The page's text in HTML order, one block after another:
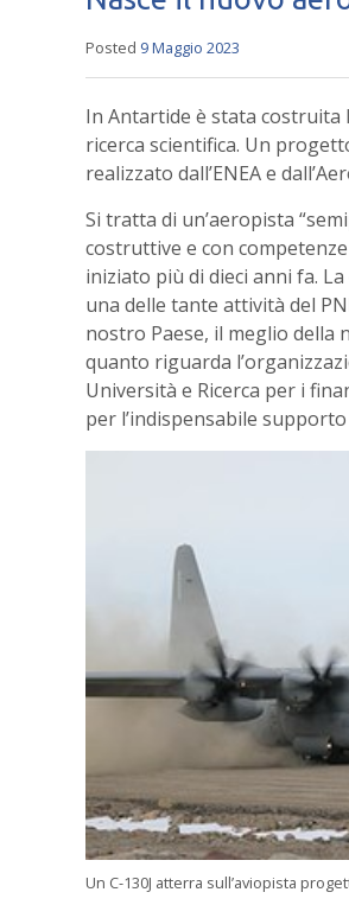
Posted 9 Maggio 2023
In Antartide è stata
ricerca scientifica. Un
realizzato dall’ENEA e
Si tratta di un’aeropista
costruttive e con
iniziato più di dieci anni fa.
una delle tante attività del
nostro Paese, il meglio della
quanto riguarda
Università e Ricerca per i
per l’indispensabile
Un C-130J atterra sull’aviopista